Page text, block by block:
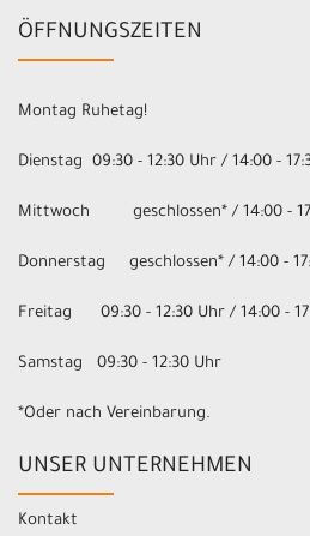
ÖFFNUNGSZEITEN
Montag Ruhetag!
Dienstag 09:30 - 12:30 Uhr / 14:00 -
Mittwoch geschlossen* / 14:00 -
Donnerstag geschlossen* / 14:00 -
Freitag 09:30 - 12:30 Uhr / 14:00 -
Samstag 09:30 - 12:30 Uhr
*Oder nach Vereinbarung.
UNSER UNTERNEHMEN
Kontakt